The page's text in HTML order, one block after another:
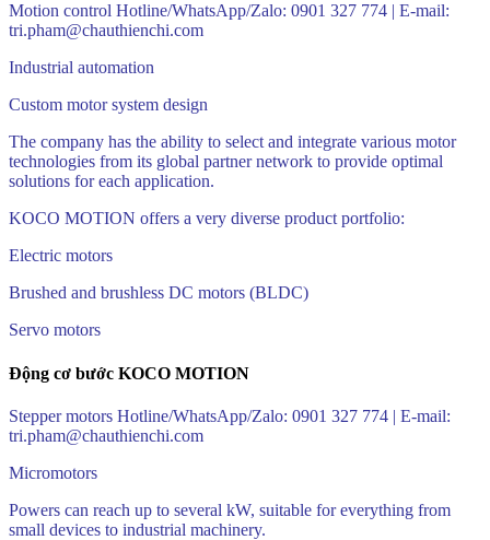
Motion control Hotline/WhatsApp/Zalo: 0901 327 774 | E-mail:
tri.pham@chauthienchi.com
Industrial automation
Custom motor system design
The company has the ability to select and integrate various motor
technologies from its global partner network to provide optimal
solutions for each application.
KOCO MOTION offers a very diverse product portfolio:
Electric motors
Brushed and brushless DC motors (BLDC)
Servo motors
Động cơ bước KOCO MOTION
Stepper motors Hotline/WhatsApp/Zalo: 0901 327 774 | E-mail:
tri.pham@chauthienchi.com
Micromotors
Powers can reach up to several kW, suitable for everything from
small devices to industrial machinery.